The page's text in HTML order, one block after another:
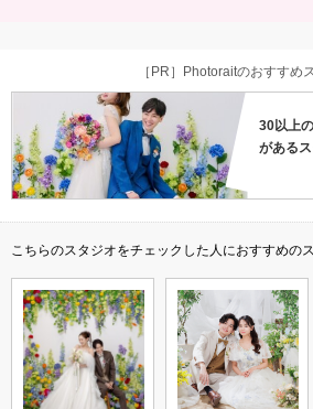
［PR］Photoraitのおすすめ
30以上
がある
こちらのスタジオをチェックした人におすすめの